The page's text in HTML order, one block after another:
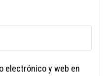
electrónico y web en